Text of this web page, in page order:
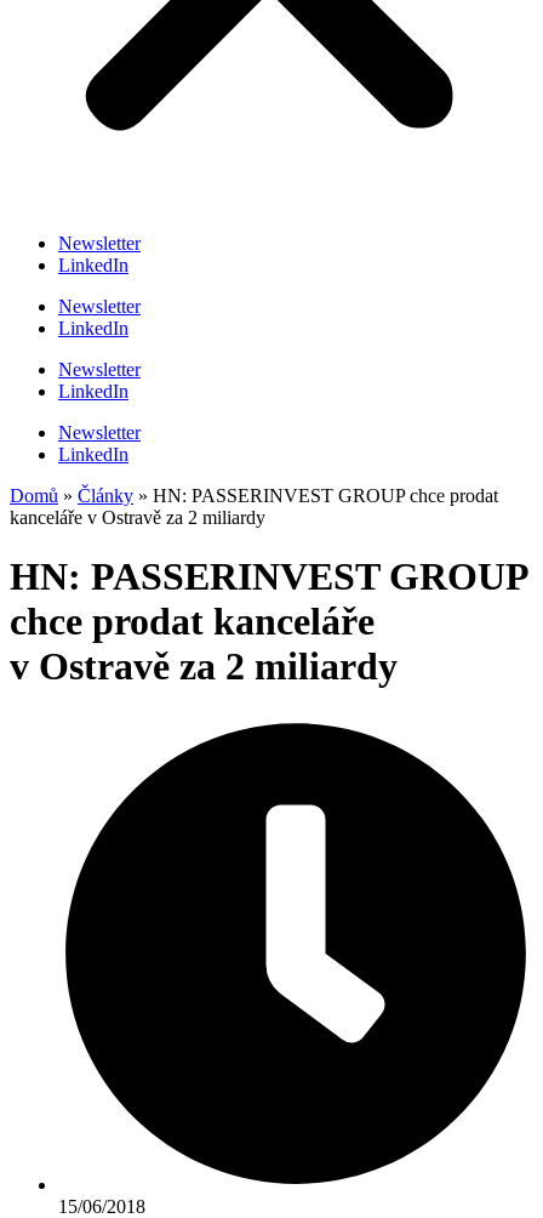
Newsletter
LinkedIn
Newsletter
LinkedIn
Newsletter
LinkedIn
Newsletter
LinkedIn
Domů » Články » HN: PASSERINVEST GROUP chce prodat
kanceláře v Ostravě za 2 miliardy
HN: PASSERINVEST GROUP
chce prodat kanceláře
v Ostravě za 2 miliardy
15/06/2018